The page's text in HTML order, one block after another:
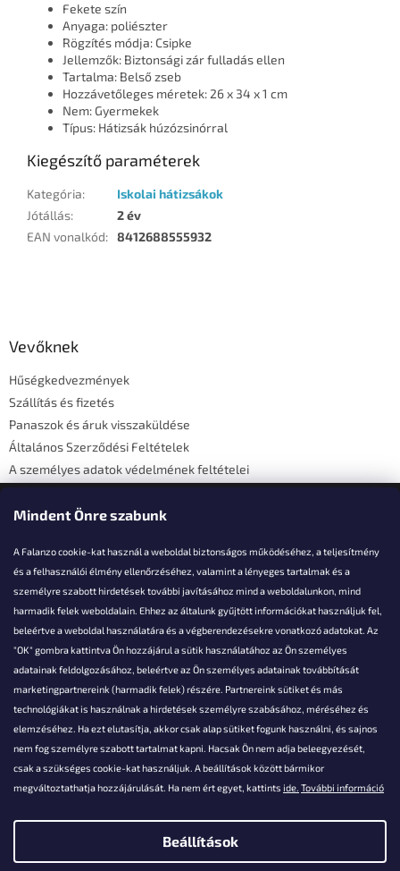
Mindent Önre szabunk
A Falanzo cookie-kat használ a weboldal biztonságos működéséhez, a teljesítmény
és a felhasználói élmény ellenőrzéséhez, valamint a lényeges tartalmak és a
személyre szabott hirdetések további javításához mind a weboldalunkon, mind
harmadik felek weboldalain. Ehhez az általunk gyűjtött információkat használjuk fel,
beleértve a weboldal használatára és a végberendezésekre vonatkozó adatokat. Az
"OK" gombra kattintva Ön hozzájárul a sütik használatához az Ön személyes
adatainak feldolgozásához, beleértve az Ön személyes adatainak továbbítását
marketingpartnereink (harmadik felek) részére. Partnereink sütiket és más
technológiákat is használnak a hirdetések személyre szabásához, méréséhez és
elemzéséhez. Ha ezt elutasítja, akkor csak alap sütiket fogunk használni, és sajnos
nem fog személyre szabott tartalmat kapni. Hacsak Ön nem adja beleegyezését,
csak a szükséges cookie-kat használjuk. A beállítások között bármikor
megváltoztathatja hozzájárulását. Ha nem ért egyet, kattints ide. További információ
Beállítások
Fekete szín
Anyaga: poliészter
Rögzítés módja: Csipke
Jellemzők: Biztonsági zár fulladás ellen
Tartalma: Belső zseb
Hozzávetőleges méretek: 26 x 34 x 1 cm
Nem: Gyermekek
Típus: Hátizsák húzózsinórral
Kiegészítő paraméterek
Kategória:
Iskolai hátizsákok
Jótállás:
2 év
EAN vonalkód: 8412688555932
Vevőknek
Hűségkedvezmények
Szállítás és fizetés
Panaszok és áruk visszaküldése
Általános Szerződési Feltételek
A személyes adatok védelmének feltételei
Elérhetőségi adatok
Akarsz kérdezni valamit?
info@falanzo.hu